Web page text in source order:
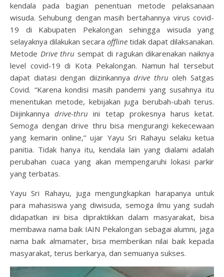
kendala pada bagian penentuan metode pelaksanaan
wisuda. Sehubung dengan masih bertahannya virus covid-
19 di Kabupaten Pekalongan sehingga wisuda yang
selayaknya dilakukan secara offline tidak dapat dilaksanakan.
Metode Drive thru sempat di ragukan dikarenakan naiknya
level covid-19 di Kota Pekalongan. Namun hal tersebut
dapat diatasi dengan diizinkannyadrive thru oleh Satgas
Covid. “Karena kondisi masih pandemi yang susahnya itu
menentukan metode, kebijakan juga berubah-ubah terus.
Diijinkannyadrive-thru ini tetap prokesnya harus ketat.
Semoga dengan drive thru bisa mengurangi kekecewaan
yang kemarin online,” ujar Yayu Sri Rahayu selaku ketua
panitia. Tidak hanya itu, kendala lain yang dialami adalah
perubahan cuaca yang akan mempengaruhi lokasi parkir
yang terbatas.
Yayu Sri Rahayu, juga mengungkapkan harapanya untuk
para mahasiswa yang diwisuda, semoga ilmu yang sudah
didapatkan ini bisa dipraktikkan dalam masyarakat, bisa
membawa nama baik IAIN Pekalongan sebagai alumni, jaga
nama baik almamater, bisa memberikan nilai baik kepada
masyarakat, terus berkarya, dan semuanya sukses.